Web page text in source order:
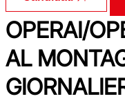
OPERAI/
AL